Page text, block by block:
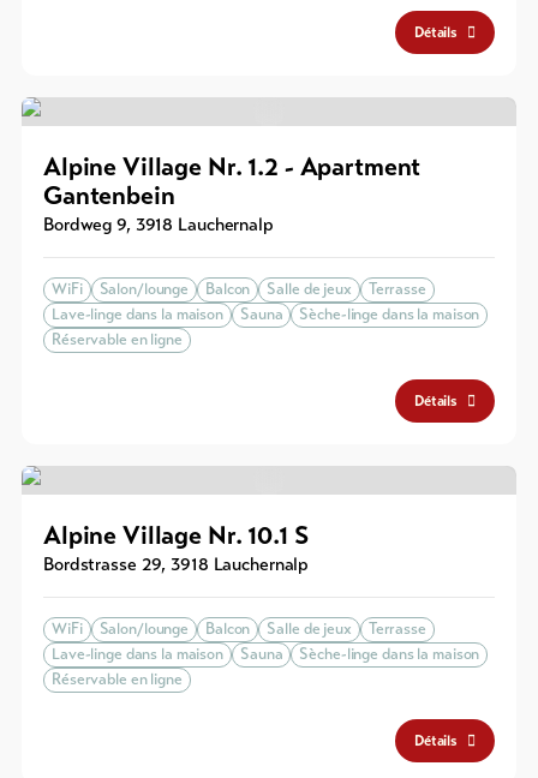
Détails
Alpine Village Nr. 1.2 - Apartment
Gantenbein
Bordweg 9, 3918 Lauchernalp
WiFi Salon/lounge Balcon Salle de jeux
Terrasse
Lave-linge dans la maison
Sauna
Sèche-linge dans la maison
Réservable en ligne
Détails
Alpine Village Nr. 10.1 S
Bordstrasse 29, 3918 Lauchernalp
WiFi Salon/lounge Balcon Salle de jeux
Terrasse
Lave-linge dans la maison
Sauna
Sèche-linge dans la maison
Réservable en ligne
Détails